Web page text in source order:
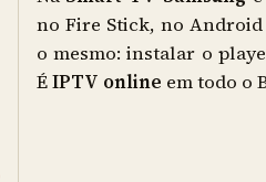
no Fire Stick, no
o mesmo: instalar o
ÉIPTV online em todo o